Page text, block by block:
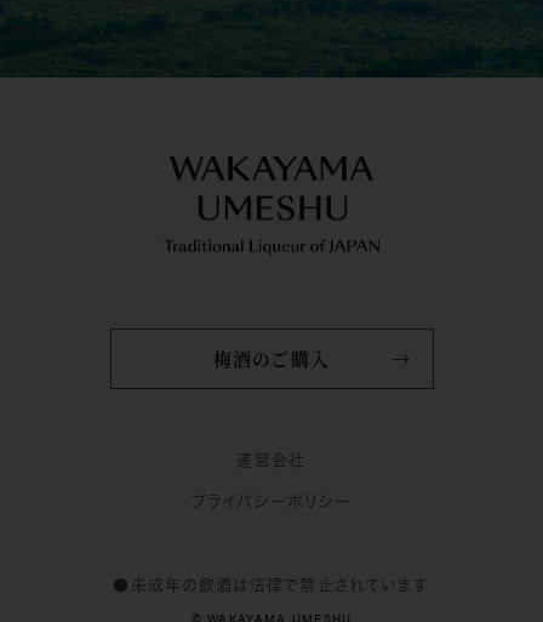
梅酒のご購入
運営会社
プライバシーポリシー
●未成年の飲酒は法律で禁止されています